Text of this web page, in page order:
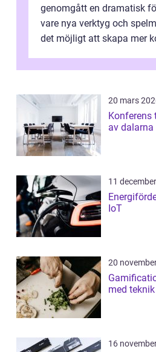
genomgått en dramatisk
vare nya verktyg och
det möjligt att skapa mer
20 mars
Konferens tällberg
av dalarna
11
IoT
20
med teknik
16